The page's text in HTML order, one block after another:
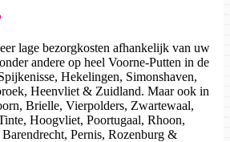
lage bezorgkosten afhankelijk van uw
andere op heel Voorne-Putten in de
Hekelingen, Simonshaven,
Heenvliet & Zuidland. Maar ook in
Brielle, Vierpolders, Zwartewaal,
Hoogvliet, Poortugaal, Rhoon,
Pernis, Rozenburg &